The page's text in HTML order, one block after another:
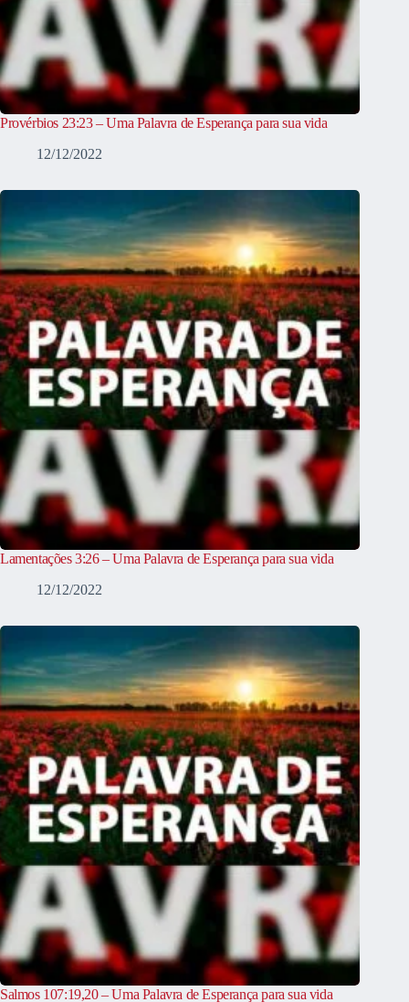
Provérbios 23:23 – Uma Palavra de Esperança para sua vida
12/12/2022
Lamentações 3:26 – Uma Palavra de Esperança para sua vida
12/12/2022
Salmos 107:19,20 – Uma Palavra de Esperança para sua vida